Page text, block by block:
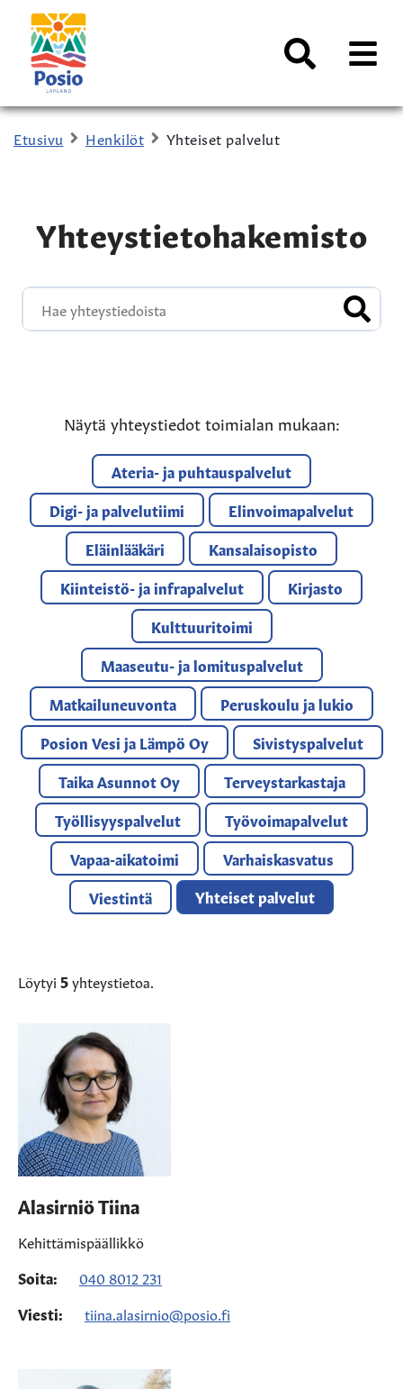
Siirry sisältöön
Kaupungin
logo
AVAA
Etusivu Henkilöt Yhteiset palvelut
Yhteystietohakemisto
HAE
Näytä yhteystiedot toimialan mukaan:
Ateria- ja puhtauspalvelut
Digi- ja palvelutiimi
Elinvoimapalvelut
Eläinlääkäri
Kansalaisopisto
Kiinteistö- ja infrapalvelut
Kirjasto
Kulttuuritoimi
Maaseutu- ja lomituspalvelut
Matkailuneuvonta
Peruskoulu ja lukio
Posion Vesi ja Lämpö Oy
Sivistyspalvelut
Taika Asunnot Oy
Terveystarkastaja
Työllisyyspalvelut
Työvoimapalvelut
Vapaa-aikatoimi
Varhaiskasvatus
Viestintä
Yhteiset palvelut
Löytyi 5yhteystietoa.
Alasirniö Tiina
Kehittämispäällikkö
Soita:
040 8012 231
Viesti:
tiina.alasirnio@posio.fi